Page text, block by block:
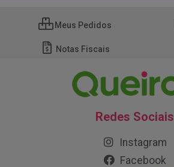
Meus Pedidos
Notas Fiscais
Redes Sociais
Instagram
Facebook